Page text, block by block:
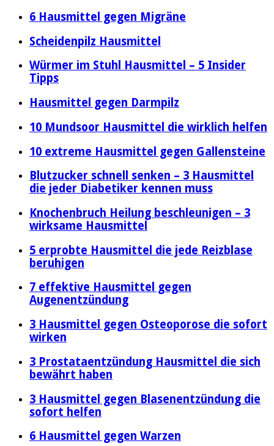
6 Hausmittel gegen Migräne
Scheidenpilz Hausmittel
Würmer im Stuhl Hausmittel – 5 Insider
Tipps
Hausmittel gegen Darmpilz
10 Mundsoor Hausmittel die wirklich helfen
10 extreme Hausmittel gegen Gallensteine
Blutzucker schnell senken – 3 Hausmittel
die jeder Diabetiker kennen muss
Knochenbruch Heilung beschleunigen – 3
wirksame Hausmittel
5 erprobte Hausmittel die jede Reizblase
beruhigen
7 effektive Hausmittel gegen
Augenentzündung
3 Hausmittel gegen Osteoporose die sofort
wirken
3 Prostataentzündung Hausmittel die sich
bewährt haben
3 Hausmittel gegen Blasenentzündung die
sofort helfen
6 Hausmittel gegen Warzen